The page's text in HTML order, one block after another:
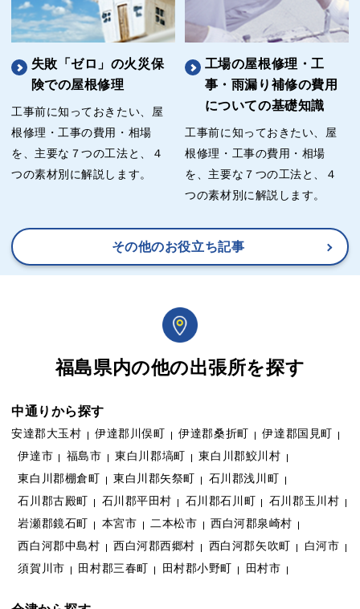
失敗「ゼロ」の火災保
険での屋根修理
工事前に知っておきたい、屋
根修理・工事の費用・相場
を、主要な７つの工法と、４
つの素材別に解説します。
工場の屋根修理・工
事・雨漏り補修の費用
についての基礎知識
工事前に知っておきたい、屋
根修理・工事の費用・相場
を、主要な７つの工法と、４
つの素材別に解説します。
その他のお役立ち記事
福島県内の他の出張所を探す
中通りから探す
安達郡大玉村 伊達郡川俣町 伊達郡桑折町
伊達郡国見町
伊達市
福島市 東白川郡塙町
東白川郡鮫川村
東白川郡棚倉町
東白川郡矢祭町
石川郡浅川町
石川郡古殿町
石川郡平田村 石川郡石川町
石川郡玉川村
岩瀬郡鏡石町
本宮市 二本松市
西白河郡泉崎村
西白河郡中島村
西白河郡西郷村 西白河郡矢吹町
白河市
須賀川市
田村郡三春町 田村郡小野町 田村市